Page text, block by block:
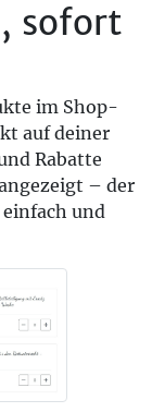
sofort
im Shop-
auf deiner
Rabatte
– der
und